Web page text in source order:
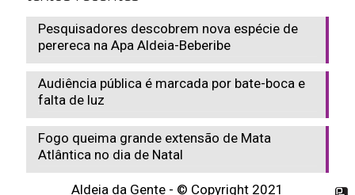
Pesquisadores descobrem nova espécie de
perereca na Apa Aldeia-Beberibe
Audiência pública é marcada por bate-boca e
falta de luz
Fogo queima grande extensão de Mata
Atlântica no dia de Natal
Aldeia da Gente - © Copyright 2021